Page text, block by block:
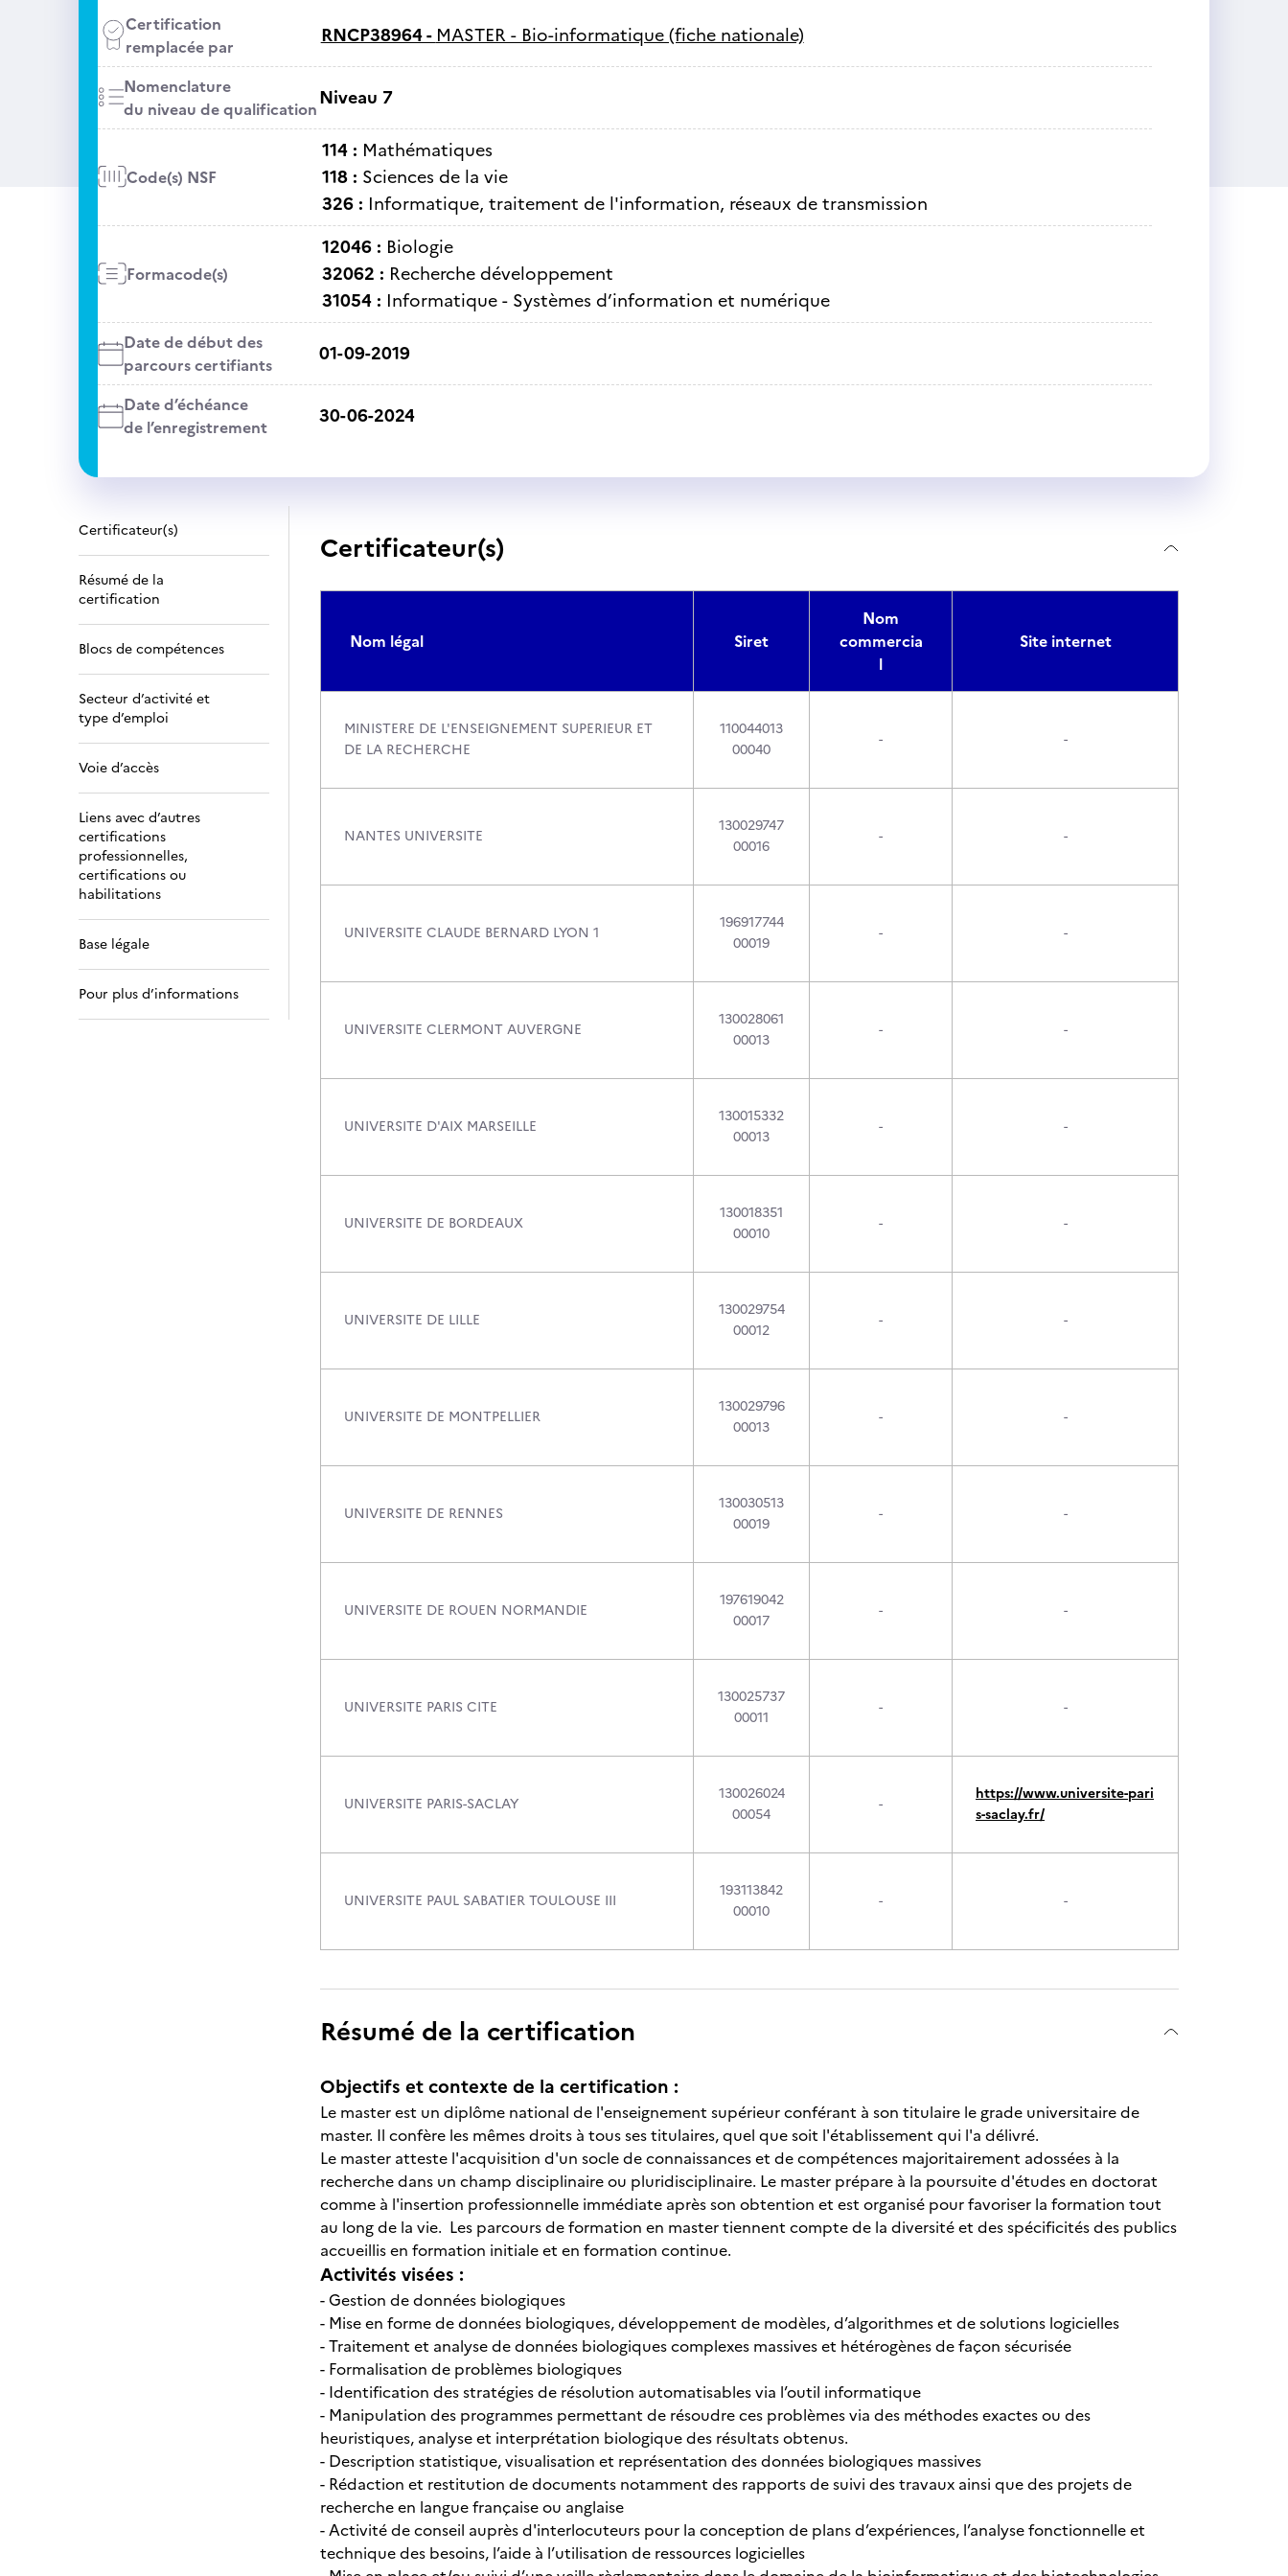
Certification
remplacée par
RNCP38964 - MASTER - Bio-informatique (fiche nationale)
Nomenclature
du niveau de qualificationNiveau 7
Code(s) NSF
114 : Mathématiques
118 : Sciences de la vie
326 : Informatique, traitement de l'information, réseaux de transmission
Formacode(s)
12046 : Biologie
32062 : Recherche développement
31054 : Informatique - Systèmes d’information et numérique
Date de début des
parcours certifiants
01-09-2019
Date d’échéance
de l’enregistrement
30-06-2024
Certificateur(s)
Résumé de la
certification
Blocs de compétences
Secteur d’activité et
type d’emploi
Voie d’accès
Liens avec d’autres
certifications
professionnelles,
certifications ou
habilitations
Base légale
Pour plus d’informations
Certificateur(s)
Nom légal Siret
Nom
commercia
l
Site internet
MINISTERE DE L'ENSEIGNEMENT SUPERIEUR ET
DE LA RECHERCHE
110044013
00040
- -
NANTES UNIVERSITE
130029747
00016
- -
UNIVERSITE CLAUDE BERNARD LYON 1
196917744
00019
- -
UNIVERSITE CLERMONT AUVERGNE
130028061
00013
- -
UNIVERSITE D'AIX MARSEILLE
130015332
00013
- -
UNIVERSITE DE BORDEAUX
130018351
00010
- -
UNIVERSITE DE LILLE
130029754
00012
- -
UNIVERSITE DE MONTPELLIER
130029796
00013
- -
UNIVERSITE DE RENNES
130030513
00019
- -
UNIVERSITE DE ROUEN NORMANDIE
197619042
00017
- -
UNIVERSITE PARIS CITE
130025737
00011
- -
UNIVERSITE PARIS-SACLAY
130026024
00054
-
https://www.universite-pari
s-saclay.fr/
UNIVERSITE PAUL SABATIER TOULOUSE III
193113842
00010
- -
Résumé de la certification
Objectifs et contexte de la certification :
Le master est un diplôme national de l'enseignement supérieur conférant à son titulaire le grade universitaire de
master. Il confère les mêmes droits à tous ses titulaires, quel que soit l'établissement qui l'a délivré.
Le master atteste l'acquisition d'un socle de connaissances et de compétences majoritairement adossées à la
recherche dans un champ disciplinaire ou pluridisciplinaire. Le master prépare à la poursuite d'études en doctorat
comme à l'insertion professionnelle immédiate après son obtention et est organisé pour favoriser la formation tout
au long de la vie. Les parcours de formation en master tiennent compte de la diversité et des spécificités des publics
accueillis en formation initiale et en formation continue.
Activités visées :
- Gestion de données biologiques
- Mise en forme de données biologiques, développement de modèles, d’algorithmes et de solutions logicielles
- Traitement et analyse de données biologiques complexes massives et hétérogènes de façon sécurisée
- Formalisation de problèmes biologiques
- Identification des stratégies de résolution automatisables via l’outil informatique
- Manipulation des programmes permettant de résoudre ces problèmes via des méthodes exactes ou des
heuristiques, analyse et interprétation biologique des résultats obtenus.
- Description statistique, visualisation et représentation des données biologiques massives
- Rédaction et restitution de documents notamment des rapports de suivi des travaux ainsi que des projets de
recherche en langue française ou anglaise
- Activité de conseil auprès d'interlocuteurs pour la conception de plans d’expériences, l’analyse fonctionnelle et
technique des besoins, l’aide à l’utilisation de ressources logicielles